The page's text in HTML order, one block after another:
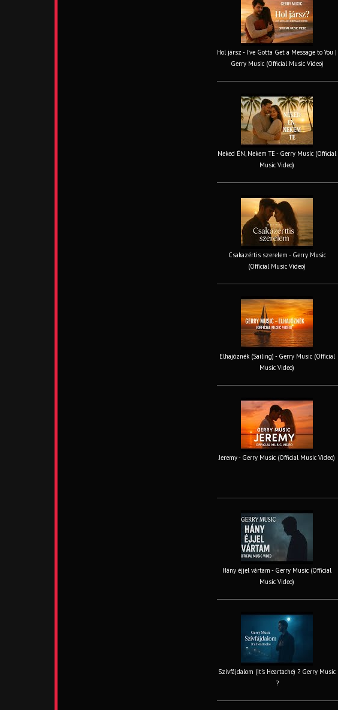
Hol jársz - I've Gotta Get a Message to You |
Gerry Music (Official Music Video)
Neked ÉN, Nekem TE - Gerry Music (Official
Music Video)
Csakazértis szerelem - Gerry Music
(Official Music Video)
Elhajóznék (Sailing) - Gerry Music (Official
Music Video)
Jeremy - Gerry Music (Official Music Video)
Hány éjjel vártam - Gerry Music (Official
Music Video)
Szívfájdalom (It’s Heartache) ? Gerry Music
?